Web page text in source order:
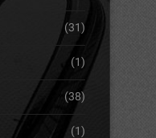
(31)
(1)
(38)
(1)